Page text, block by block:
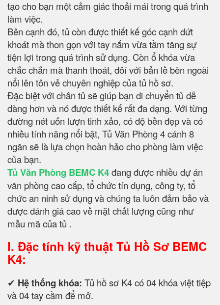
tạo cho bạn một cảm giác thoải mái trong quá trình
làm việc.
Bên cạnh đó, tủ còn được thiết kế góc cạnh dứt
khoát mà thon gọn với tay nắm vừa tầm tăng sự
tiện lợi trong quá trình sử dụng. Còn ổ khóa vừa
chắc chắn mà thanh thoát, đôí với bản lề bên ngoài
nổi lên tôn vẻ chuyên nghiệp của tủ hồ sơ.
Đặc biệt với chân tủ sẽ giúp bạn di chuyển tủ dễ
dàng hơn và nó được thiết kế rất đa dạng. Với từng
đường nét uốn lượn tinh xảo, có độ bền đẹp và có
nhiều tính năng nổi bật, Tủ Văn Phòng 4 cánh 8
ngăn sẽ là lựa chọn hoàn hảo cho phòng làm việc
của bạn.
Tủ Văn Phòng BEMC K4đang được nhiều dự án
văn phòng cao cấp, tổ chức tín dụng, công ty, tổ
chức an ninh sử dụng và chúng ta luôn đảm bảo và
dược đánh giá cao về mặt chất lượng cũng như
mẫu mã của tủ .
I. Đặc tính kỹ thuật Tủ Hồ Sơ BEMC
K4:
✔ Hệ thống khóa: Tủ hồ sơ K4 có 04 khóa việt tiệp
và 04 tay cầm để mở.